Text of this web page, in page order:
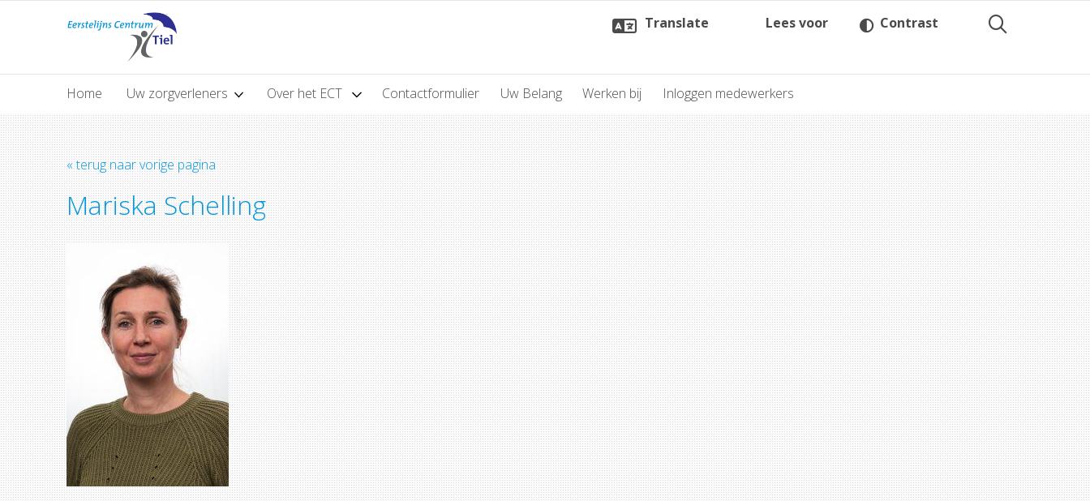
Translate Lees voor Contrast
Home Uw zorgverleners Over het ECT Contactformulier Uw Belang Werken bij Inloggen medewerkers
« terug naar vorige pagina
Mariska Schelling